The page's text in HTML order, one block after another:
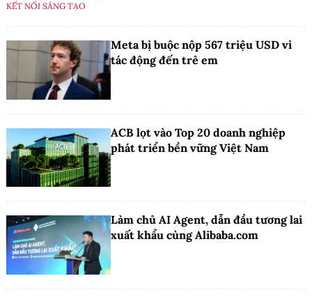
KẾT NỐI SÁNG TẠO
Meta bị buộc nộp 567 triệu USD vì
tác động đến trẻ em
ACB lọt vào Top 20 doanh nghiệp
phát triển bền vững Việt Nam
Làm chủ AI Agent, dẫn đầu tương lai
xuất khẩu cùng Alibaba.com